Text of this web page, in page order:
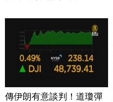
傳伊朗有意談判！道瓊彈